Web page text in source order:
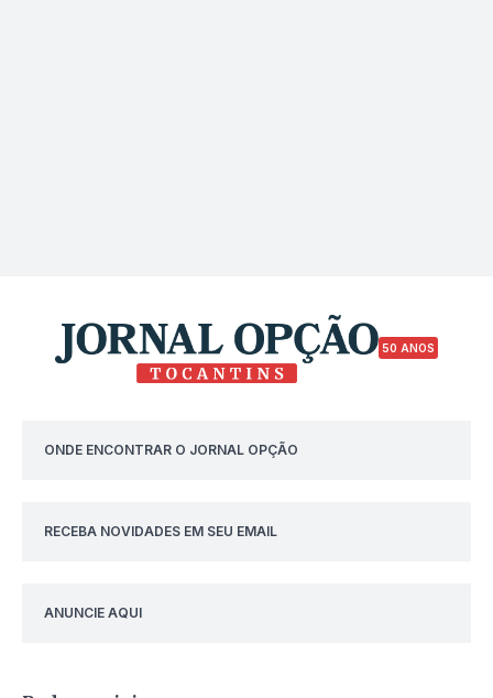
50 ANOS
ONDE ENCONTRAR O JORNAL OPÇÃO
RECEBA NOVIDADES EM SEU EMAIL
ANUNCIE AQUI